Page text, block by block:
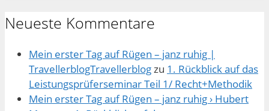
Neueste Kommentare
Mein erster Tag auf Rügen – janz ruhig |
TravellerblogTravellerblogzu 1. Rückblick auf das
Leistungsprüferseminar Teil 1/ Recht+Methodik
Mein erster Tag auf Rügen – janz ruhig › Hubert